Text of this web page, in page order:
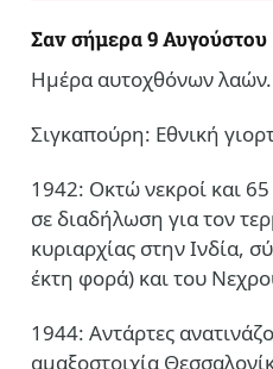
Σαν σήμερα 9 Αυγούστου
Ημέρα αυτοχθόνων λαών.
Σιγκαπούρη: Εθνική
1942: Οκτώ νεκροί και
σε διαδήλωση για τον
κυριαρχίας στην Ινδία,
έκτη φορά) και του
1944: Αντάρτες
αμαξοστοιχία